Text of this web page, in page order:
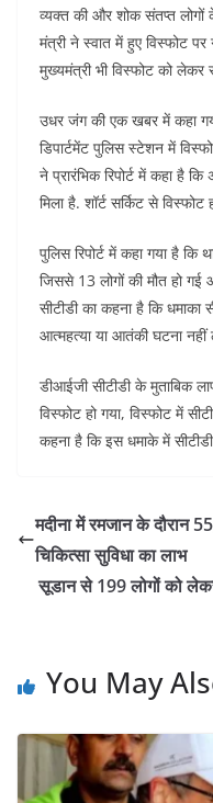
व्यक्त की और शोक संतप्त लोगों
मंत्री ने स्वात में हुए विस्फोट पर
मुख्यमंत्री भी विस्फोट को लेकर
उधर जंग की एक खबर में कहा
डिपार्टमेंट पुलिस स्टेशन में
ने प्रारंभिक रिपोर्ट में कहा है
मिला है. शॉर्ट सर्किट से
पुलिस रिपोर्ट में कहा गया है
जिससे 13 लोगों की मौत हो
सीटीडी का कहना है कि
आत्महत्या या आतंकी घटना नहीं
डीआईजी सीटीडी के मुताबिक
विस्फोट हो गया, विस्फोट में
कहना है कि इस धमाके में
मदीना में रमजान के दौरान
चिकित्सा सुविधा का लाभ
सूडान से 199 लोगों को
You May